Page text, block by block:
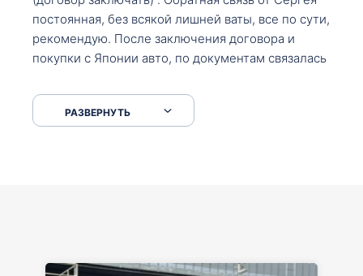
постоянная, без всякой лишней ваты, все по сути,
рекомендую. После заключения договора и
покупки с Японии авто, по документам связалась
что заполнить, куда зайти, образцы и т.д. После
приехал за авто. Меня тепло встретили Сергей с
РАЗВЕРНУТЬ